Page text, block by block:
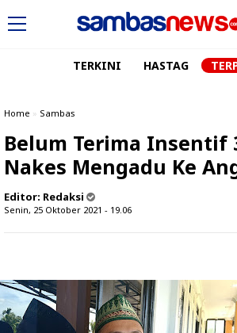
TERKINI HASTAG
Home » Sambas
Belum Terima Insentif
Nakes Mengadu Ke
Editor: Redaksi
Senin, 25 Oktober 2021 - 19.06